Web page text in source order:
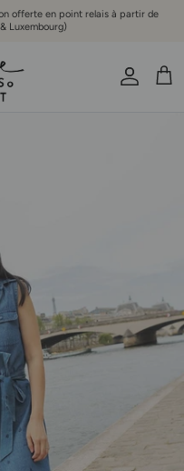
offerte en point relais à partir de
Luxembourg)
Compte